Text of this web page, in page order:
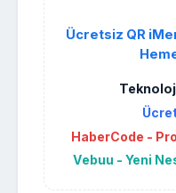
Ücretsiz QR
HaberCode -
Vebuu - Yeni